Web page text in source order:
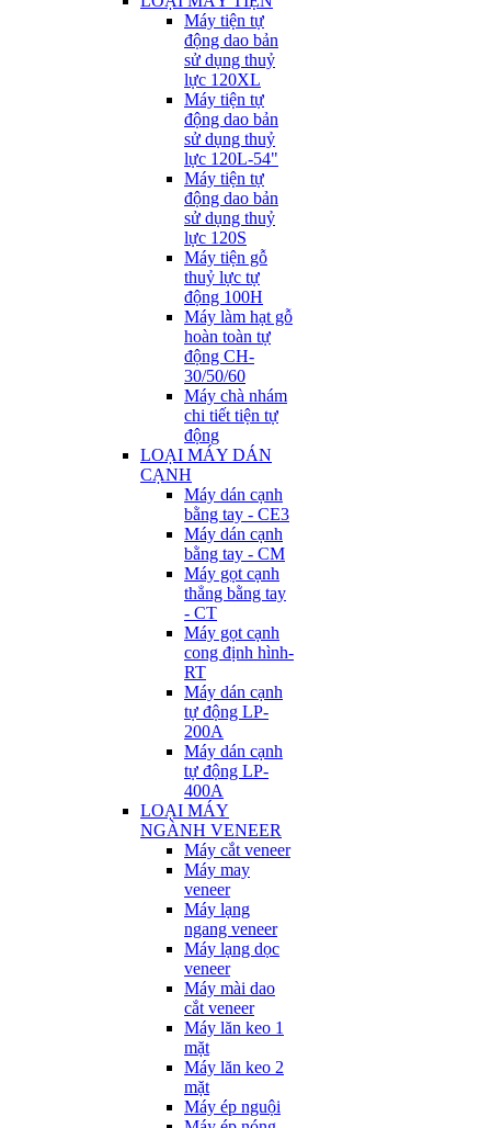
Máy tiện tự
động dao bản
sử dụng thuỷ
lực 120XL
Máy tiện tự
động dao bản
sử dụng thuỷ
lực 120L-54"
Máy tiện tự
động dao bản
sử dụng thuỷ
lực 120S
Máy tiện gỗ
thuỷ lực tự
động 100H
Máy làm hạt gỗ
hoàn toàn tự
động CH-
30/50/60
Máy chà nhám
chi tiết tiện tự
động
LOẠI MÁY DÁN
CẠNH
Máy dán cạnh
bằng tay - CE3
Máy dán cạnh
bằng tay - CM
Máy gọt cạnh
thẳng bằng tay
- CT
Máy gọt cạnh
cong định hình-
RT
Máy dán cạnh
tự động LP-
200A
Máy dán cạnh
tự động LP-
400A
LOẠI MÁY
NGÀNH VENEER
Máy cắt veneer
Máy may
veneer
Máy lạng
ngang veneer
Máy lạng dọc
veneer
Máy mài dao
cắt veneer
Máy lăn keo 1
mặt
Máy lăn keo 2
mặt
Máy ép nguội